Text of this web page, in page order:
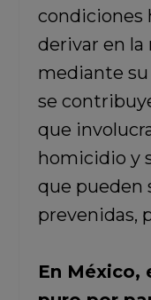
condiciones
derivar en la
mediante
se
que
homicidio y
que pueden
prevenidas,
En México,